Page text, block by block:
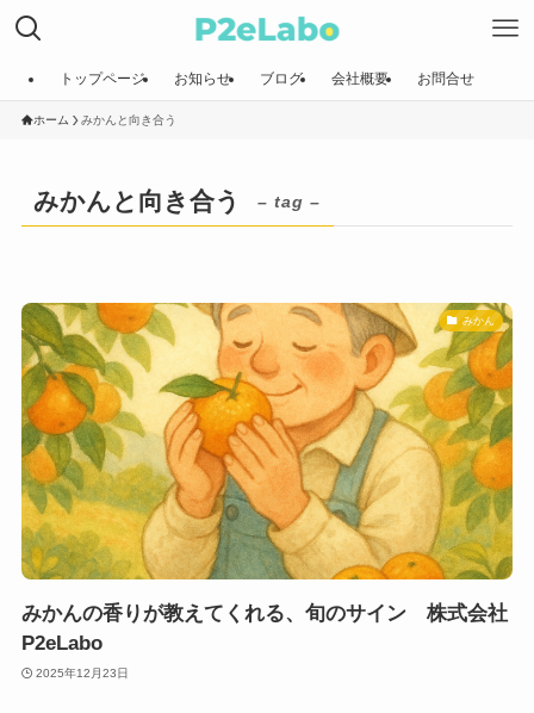
トップページ お知らせ ブログ 会社概要 お問合せ
ホーム みかんと向き合う
みかんと向き合う – tag –
みかん
みかんの香りが教えてくれる、旬のサイン 株式会社
P2eLabo
2025年12月23日